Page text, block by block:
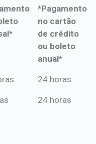
*Pagamento
no cartão
de crédito
ou boleto
anual*
*Pagamento
de crédito
24 horas
24 horas